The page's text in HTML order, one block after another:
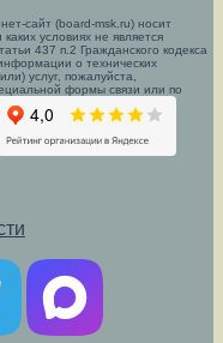
сайт (board-msk.ru) носит
условиях не является
437 п.2 Гражданского кодекса
о технических
услуг, пожалуйста,
формы связи или по